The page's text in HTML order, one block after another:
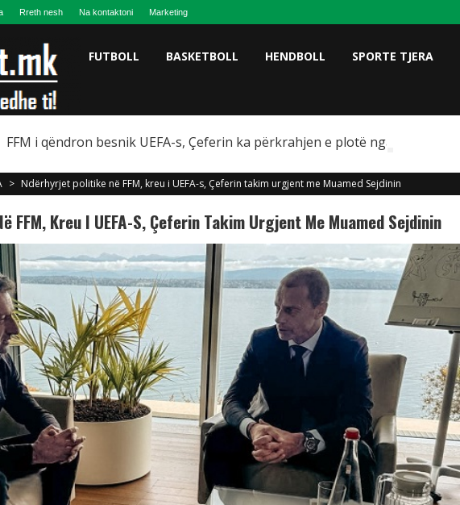
Rreth nesh Na kontaktoni Marketing
FUTBOLL BASKETBOLL HENDBOLL SPORTE TJERA
FFM i qëndron besnik UEFA-s, Çeferin ka përkrahjen e plotë nga Omeragiç
> Ndërhyrjet politike në FFM, kreu i UEFA-s, Çeferin takim urgjent me Muamed Sejdinin
FFM, Kreu I UEFA-S, Çeferin Takim Urgjent Me Muamed Sejdinin